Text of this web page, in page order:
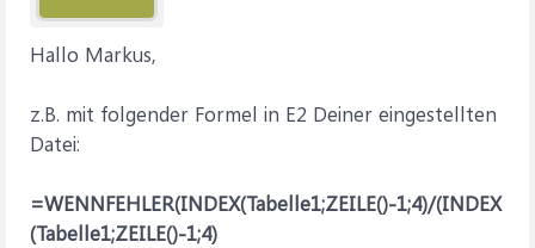
Hallo Markus,
z.B. mit folgender Formel in E2 Deiner eingestellten
Datei:
=WENNFEHLER(INDEX(Tabelle1;ZEILE()-1;4)/(INDEX
(Tabelle1;ZEILE()-1;4)